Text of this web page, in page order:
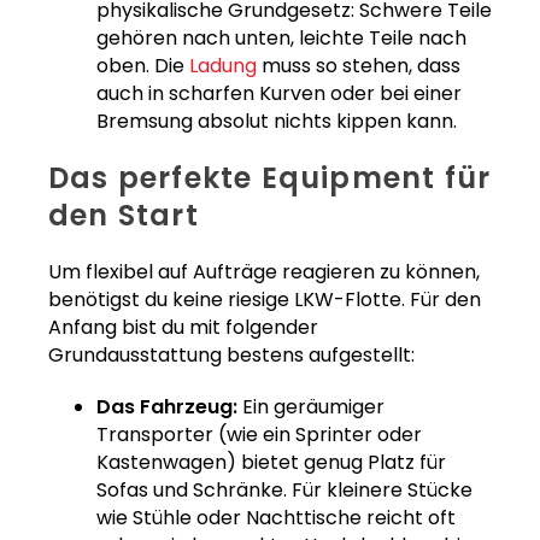
physikalische Grundgesetz: Schwere Teile
gehören nach unten, leichte Teile nach
oben. Die Ladung muss so stehen, dass
auch in scharfen Kurven oder bei einer
Bremsung absolut nichts kippen kann.
Das perfekte Equipment für
den Start
Um flexibel auf Aufträge reagieren zu können,
benötigst du keine riesige LKW-Flotte. Für den
Anfang bist du mit folgender
Grundausstattung bestens aufgestellt:
Das Fahrzeug: Ein geräumiger
Transporter (wie ein Sprinter oder
Kastenwagen) bietet genug Platz für
Sofas und Schränke. Für kleinere Stücke
wie Stühle oder Nachttische reicht oft